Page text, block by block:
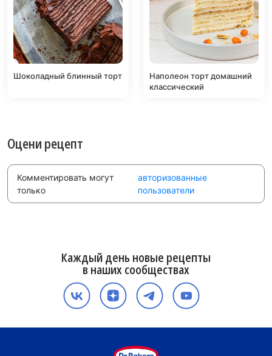
Шоколадный блинный торт
Наполеон торт домашний
классический
Оцени рецепт
Комментировать могут
только
авторизованные
пользователи
Каждый день новые рецепты
в наших сообществах